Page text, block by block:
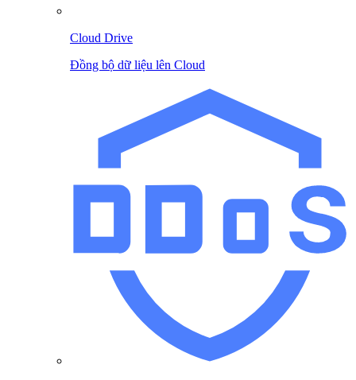
Cloud Drive
Đồng bộ dữ liệu lên Cloud